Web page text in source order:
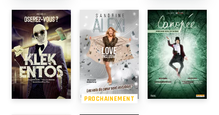
PROCHAINEMENT